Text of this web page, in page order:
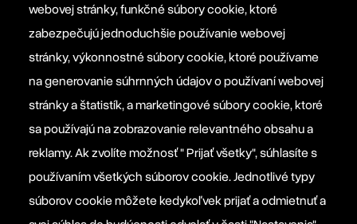
Platforma EPP 2012
Manifesto EPP
Informačná povinnosť prevádzkovateľa
Nastavenia súborov cookie
webovej stránky, funkčné súbory cookie, ktoré
zabezpečujú jednoduchšie používanie webovej
stránky, výkonnostné súbory cookie, ktoré používame
na generovanie súhrnných údajov o používaní webovej
stránky a štatistík, a marketingové súbory cookie, ktoré
sa používajú na zobrazovanie relevantného obsahu a
reklamy. Ak zvolíte možnosť " Prijať všetky", súhlasíte s
používaním všetkých súborov cookie. Jednotlivé typy
súborov cookie môžete kedykoľvek prijať a odmietnuť a